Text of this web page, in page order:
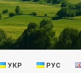
УКР РУС